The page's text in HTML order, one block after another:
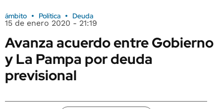
ámbito Política Deuda
15 de enero 2020 - 21:19
Avanza acuerdo entre Gobierno
y La Pampa por deuda
previsional